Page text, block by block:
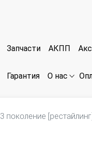
Запчасти АКПП
Гарантия О нас
3 поколение [рестайлинг]